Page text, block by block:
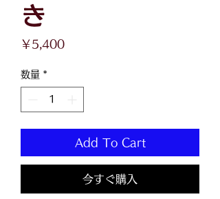
き
￥5,400価
数量 *
Add To Cart
今すぐ購入